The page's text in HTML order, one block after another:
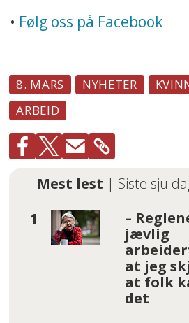
• Følg oss på Facebook
8. MARS NYHETER
ARBEID
Mest lest | Siste sju
–
jævlig
at jeg
at folk
det